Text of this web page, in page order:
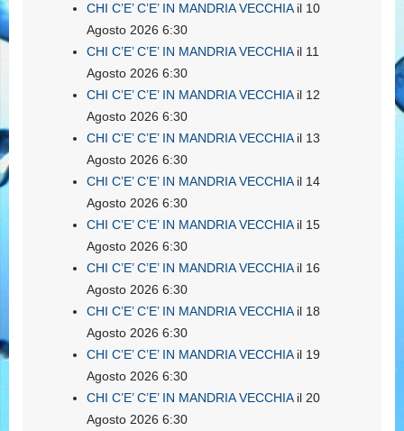
CHI C’E’ C’E’ IN MANDRIA VECCHIAil 10
Agosto 2026 6:30
CHI C’E’ C’E’ IN MANDRIA VECCHIAil 11
Agosto 2026 6:30
CHI C’E’ C’E’ IN MANDRIA VECCHIAil 12
Agosto 2026 6:30
CHI C’E’ C’E’ IN MANDRIA VECCHIAil 13
Agosto 2026 6:30
CHI C’E’ C’E’ IN MANDRIA VECCHIAil 14
Agosto 2026 6:30
CHI C’E’ C’E’ IN MANDRIA VECCHIAil 15
Agosto 2026 6:30
CHI C’E’ C’E’ IN MANDRIA VECCHIAil 16
Agosto 2026 6:30
CHI C’E’ C’E’ IN MANDRIA VECCHIAil 18
Agosto 2026 6:30
CHI C’E’ C’E’ IN MANDRIA VECCHIAil 19
Agosto 2026 6:30
CHI C’E’ C’E’ IN MANDRIA VECCHIAil 20
Agosto 2026 6:30